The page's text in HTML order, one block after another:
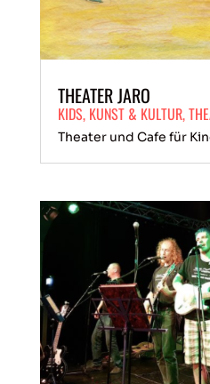
THEATER JARO
KIDS, KUNST & KULTUR,
Theater und Cafe für